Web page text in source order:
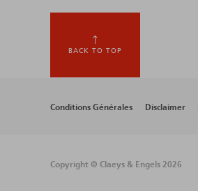
BACK TO TOP
Footer
Conditions Générales Disclaimer
Copyright © Claeys & Engels 2026